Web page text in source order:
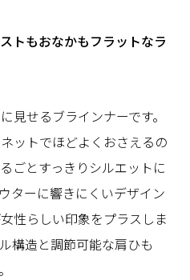
トもおなかもフラットなラ
見せるブラインナーです。
ットでほどよくおさえるの
ごとすっきりシルエットに
ターに響きにくいデザイン
性らしい印象をプラスしま
構造と調節可能な肩ひも